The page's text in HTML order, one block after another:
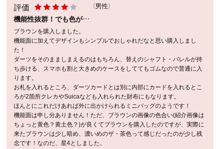
評価 （男性）
機能性抜群！でも色が…
ブラウンを購入しました。
機能面に加えてデザインもシンプルでおしゃれだなと思い購入しまし
た！
ダーツをそのまましまえるのはもちろん、替えのシャフト・バレルが持
ち歩ける、スマホも割と大きめのケースをしててもゴムなので普通に入
ります。
お札を入れるところ、ダーツカードとは別に内部にカードを入れるとこ
ろが2箇所クレカやSuicaなども入れられた財布にもなります。
ほんとにこれだけあれば外に出かけられるミニバッグのようです！
機能面は申し分ありません！ただ、ブラウンの画像の色合い(紹介画像は
ちょっと黄色？黄土色？)が良くてブラウンを購入したのですが、実際に
来たブラウンは少し暗め、濃いめのザ・茶色って感じだったのが少し残
念です！なのだ、星4としました。